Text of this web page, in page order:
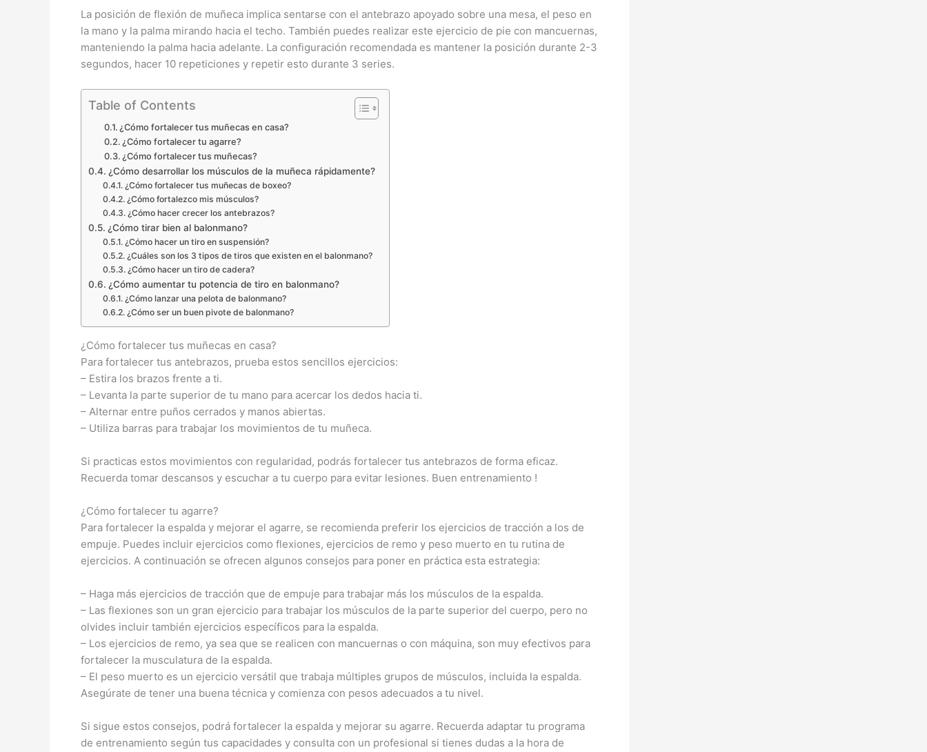
La posición de flexión de muñeca implica sentarse con el antebrazo apoyado sobre una mesa, el peso en
la mano y la palma mirando hacia el techo. También puedes realizar este ejercicio de pie con mancuernas,
manteniendo la palma hacia adelante. La configuración recomendada es mantener la posición durante 2-3
segundos, hacer 10 repeticiones y repetir esto durante 3 series.
Table of Contents
¿Cómo fortalecer tus muñecas en casa?
¿Cómo fortalecer tu agarre?
¿Cómo fortalecer tus muñecas?
¿Cómo desarrollar los músculos de la muñeca rápidamente?
¿Cómo fortalecer tus muñecas de boxeo?
¿Cómo fortalezco mis músculos?
¿Cómo hacer crecer los antebrazos?
¿Cómo tirar bien al balonmano?
¿Cómo hacer un tiro en suspensión?
¿Cuáles son los 3 tipos de tiros que existen en el balonmano?
¿Cómo hacer un tiro de cadera?
¿Cómo aumentar tu potencia de tiro en balonmano?
¿Cómo lanzar una pelota de balonmano?
¿Cómo ser un buen pivote de balonmano?
¿Cómo fortalecer tus muñecas en casa?
Para fortalecer tus antebrazos, prueba estos sencillos ejercicios:
– Estira los brazos frente a ti.
– Levanta la parte superior de tu mano para acercar los dedos hacia ti.
– Alternar entre puños cerrados y manos abiertas.
– Utiliza barras para trabajar los movimientos de tu muñeca.
Si practicas estos movimientos con regularidad, podrás fortalecer tus antebrazos de forma eficaz.
Recuerda tomar descansos y escuchar a tu cuerpo para evitar lesiones. Buen entrenamiento !
¿Cómo fortalecer tu agarre?
Para fortalecer la espalda y mejorar el agarre, se recomienda preferir los ejercicios de tracción a los de
empuje. Puedes incluir ejercicios como flexiones, ejercicios de remo y peso muerto en tu rutina de
ejercicios. A continuación se ofrecen algunos consejos para poner en práctica esta estrategia:
– Haga más ejercicios de tracción que de empuje para trabajar más los músculos de la espalda.
– Las flexiones son un gran ejercicio para trabajar los músculos de la parte superior del cuerpo, pero no
olvides incluir también ejercicios específicos para la espalda.
– Los ejercicios de remo, ya sea que se realicen con mancuernas o con máquina, son muy efectivos para
fortalecer la musculatura de la espalda.
– El peso muerto es un ejercicio versátil que trabaja múltiples grupos de músculos, incluida la espalda.
Asegúrate de tener una buena técnica y comienza con pesos adecuados a tu nivel.
Si sigue estos consejos, podrá fortalecer la espalda y mejorar su agarre. Recuerda adaptar tu programa
de entrenamiento según tus capacidades y consulta con un profesional si tienes dudas a la hora de